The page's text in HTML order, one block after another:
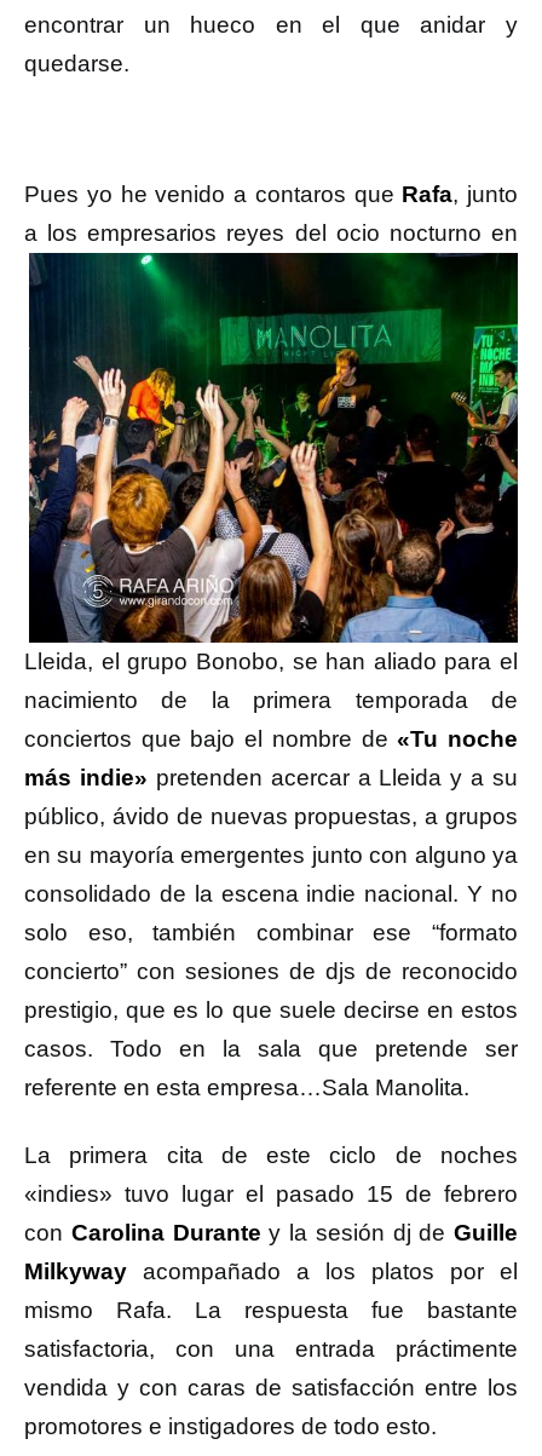
encontrar un hueco en el que anidar y
quedarse.
Pues yo he venido a contaros que Rafa, junto
a los empresarios reyes del ocio nocturno en
Lleida, el grupo Bonobo, se han aliado para el
nacimiento de la primera temporada de
conciertos que bajo el nombre de«Tu noche
más indie» pretenden acercar a Lleida y a su
público, ávido de nuevas propuestas, a grupos
en su mayoría emergentes junto con alguno ya
consolidado de la escena indie nacional. Y no
solo eso, también combinar ese “formato
concierto” con sesiones de djs de reconocido
prestigio, que es lo que suele decirse en estos
casos. Todo en la sala que pretende ser
referente en esta empresa…Sala Manolita.
La primera cita de este ciclo de noches
«indies» tuvo lugar el pasado 15 de febrero
con Carolina Durante y la sesión dj de Guille
Milkyway acompañado a los platos por el
mismo Rafa. La respuesta fue bastante
satisfactoria, con una entrada práctimente
vendida y con caras de satisfacción entre los
promotores e instigadores de todo esto.